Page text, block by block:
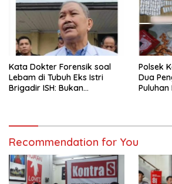
Kata Dokter Forensik soal
Lebam di Tubuh Eks Istri
Brigadir ISH: Bukan
Polsek
Dua
Puluhan
Recommendation for You